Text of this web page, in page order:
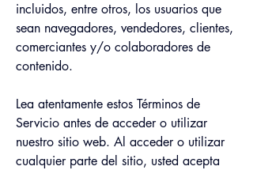
incluidos, entre otros, los usuarios que
sean navegadores, vendedores, clientes,
comerciantes y/o colaboradores de
contenido.
Lea atentamente estos Términos de
Servicio antes de acceder o utilizar
nuestro sitio web. Al acceder o utilizar
cualquier parte del sitio, usted acepta